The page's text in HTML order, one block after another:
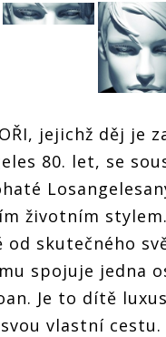
jejichž děj je
80. let, se
životním
od skutečného
spojuje jedna
Je to dítě
vlastní cestu.